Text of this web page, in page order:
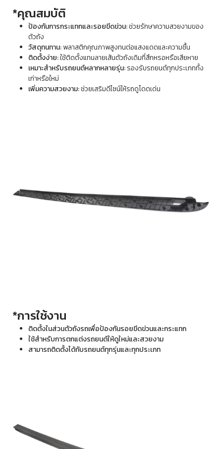
*คุณสมบัติ
ป้องกันการกระแทกและรอยขีดข่วน:ช่วยรักษาความสวยงามของ
ตัวถัง
วัสดุทนทาน:พลาสติกคุณภาพสูงทนต่อแสงแดดและความชื้น
ติดตั้งง่าย:ใช้ติดตั้งแทนลายเส้นตัวถังเดิมที่สึกหรอหรือเสียหาย
เหมาะสำหรับรถยนต์หลากหลายรุ่น:รองรับรถยนต์ทุกประเภททั้ง
เก่าหรือใหม่
เพิ่มความสวยงาม:ช่วยเสริมดีไซน์ให้รถดูโดดเด่น
*การใช้งาน
ติดตั้งในส่วนตัวถังรถเพื่อป้องกันรอยขีดข่วนและกระแทก
ใช้สำหรับการตกแต่งรถยนต์ให้ดูใหม่และสวยงาม
สามารถติดตั้งได้กับรถยนต์ทุกรุ่นและทุกประเภท